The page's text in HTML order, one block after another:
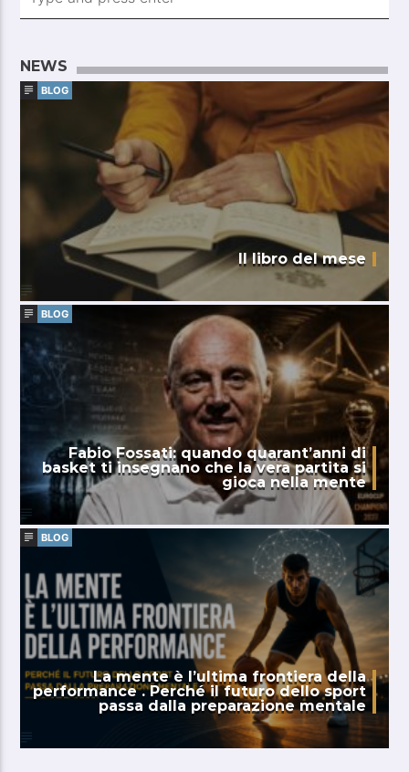
NEWS
BLOG
Il libro del mese
BLOG
Fabio Fossati: quando quarant’anni di
basket ti insegnano che la vera partita si
gioca nella mente
BLOG
La mente è l’ultima frontiera della
performance . Perché il futuro dello sport
passa dalla preparazione mentale